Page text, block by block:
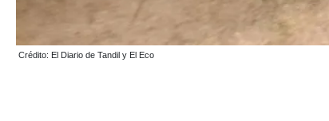
Crédito: El Diario de Tandil y El Eco